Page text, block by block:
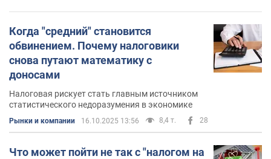
Когда "средний" становится
обвинением. Почему налоговики
снова путают математику с
доносами
Налоговая рискует стать главным источником
статистического недоразумения в экономике
Рынки и компании 16.10.2025 13:56 8,4 т. 28
Что может пойти не так с "налогом на